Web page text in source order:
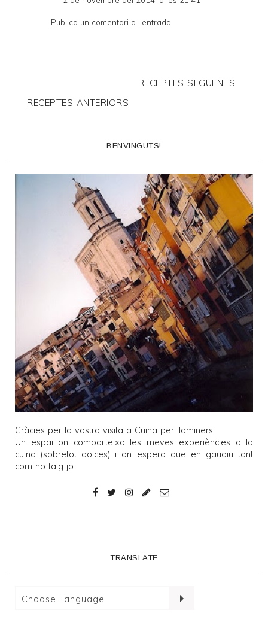
Publica un comentari a l'entrada
RECEPTES SEGÜENTS
RECEPTES ANTERIORS
BENVINGUTS!
Gràcies per la vostra visita a Cuina per llaminers!
Un espai on comparteixo les meves experiències a la
cuina (sobretot dolces) i on espero que en gaudiu tant
com ho faig jo.
TRANSLATE